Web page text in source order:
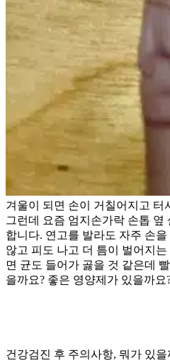
겨울이 되면 손이 거칠어지고 터
그런데 요즘 엄지손가락 손톱 옆
합니다. 연고를 발라도 자주 손
않고 피도 나고 더 틈이 벌어지
면 균도 들어가 곯을 것 같은데
을까요? 좋은 영양제가 있을까요
건강검진 후 주의사항, 뭐가 있을